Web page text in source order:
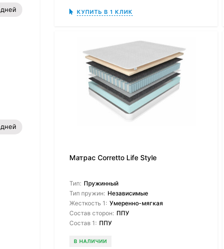
КУПИТЬ В 1 КЛИК
Матрас Corretto Life Style
Тип: Пружинный
Тип пружин: Независимые
Жесткость 1: Умеренно-мягкая
Состав сторон: ППУ
Состав 1: ППУ
В НАЛИЧИИ